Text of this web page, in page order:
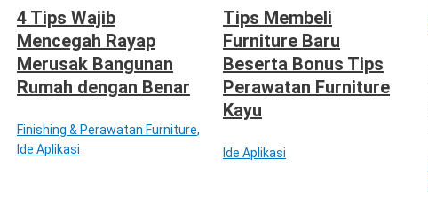
4 Tips Wajib
Mencegah Rayap
Merusak Bangunan
Rumah dengan Benar
Finishing & Perawatan Furniture,
Ide Aplikasi
Tips Membeli
Furniture Baru
Beserta Bonus Tips
Perawatan Furniture
Kayu
Ide Aplikasi